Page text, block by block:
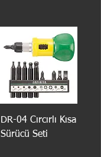
DR-04 Cırcırlı Kısa
Sürücü Seti